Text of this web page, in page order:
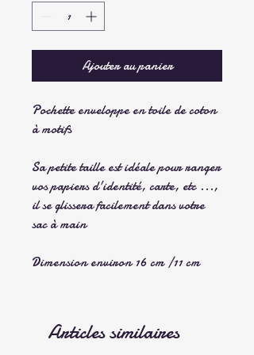
Ajouter au panier
Pochette enveloppe en toile de coton
à motifs
Sa petite taille est idéale pour ranger
vos papiers d'identité, carte, etc ...,
il se glissera facilement dans votre
sac à main
Dimension environ 16 cm /11 cm
Articles similaires